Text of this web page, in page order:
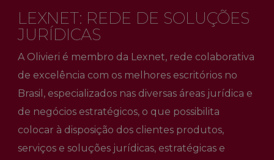
LEXNET: REDE DE SOLUÇÕES
JURÍDICAS
A Olivieri é membro da Lexnet, rede colaborativa
de excelência com os melhores escritórios no
Brasil, especializados nas diversas áreas jurídica e
de negócios estratégicos, o que possibilita
colocar à disposição dos clientes produtos,
serviços e soluções jurídicas, estratégicas e